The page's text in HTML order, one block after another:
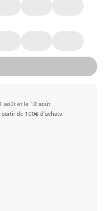
août et le 12 août
de 100€ d'achats